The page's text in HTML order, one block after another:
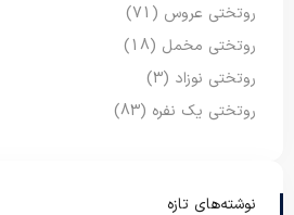
روتختی عروس (71)
روتختی مخمل (18)
روتختی نوزاد (3)
روتختی یک نفره (83)
نوشته‌های تازه